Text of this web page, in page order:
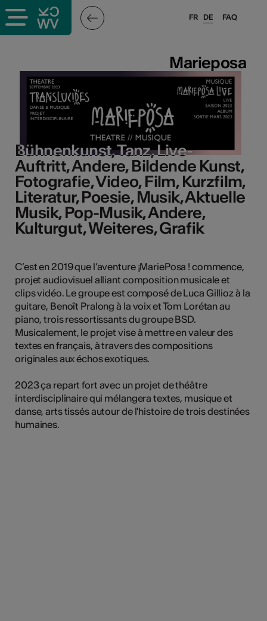
FAQ
FR DE
Marieposa
Bühnenkunst, Tanz, Live-
Auftritt, Andere, Bildende Kunst,
Fotografie, Video, Film, Kurzfilm,
Literatur, Poesie, Musik, Aktuelle
Musik, Pop-Musik, Andere,
Kulturgut, Weiteres, Grafik
Marieposa
Bühnenkunst, Tanz, Live-
Auftritt, Andere, Bildende Kunst,
Fotografie, Video, Film, Kurzfilm,
Literatur, Poesie, Musik, Aktuelle
Musik, Pop-Musik, Andere,
Kulturgut, Weiteres, Grafik
C’est en 2019 que l’aventure ¡MariePosa ! commence,
projet audiovisuel alliant composition musicale et
clips vidéo. Le groupe est composé de Luca Gillioz à la
guitare, Benoît Pralong à la voix et Tom Lorétan au
piano, trois ressortissants du groupe BSD.
Musicalement, le projet vise à mettre en valeur des
textes en français, à travers des compositions
originales aux échos exotiques.
2023 ça repart fort avec un projet de théâtre
interdisciplinaire qui mélangera textes, musique et
danse, arts tissés autour de l'histoire de trois destinées
humaines.